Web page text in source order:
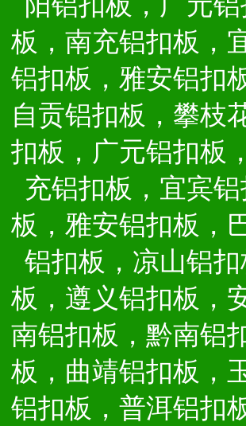
板，南充铝扣板，
铝扣板，雅安铝扣
自贡铝扣板，攀枝
扣板，广元铝扣板
充铝扣板，宜宾
板，雅安铝扣板，
铝扣板，凉山铝
板，遵义铝扣板，
南铝扣板，黔南铝
板，曲靖铝扣板，
铝扣板，普洱铝扣